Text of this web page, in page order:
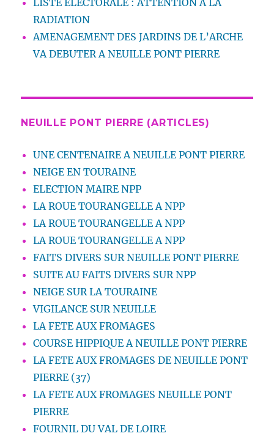
LISTE ELECTORALE : ATTENTION A LA
RADIATION
AMENAGEMENT DES JARDINS DE L’ARCHE
VA DEBUTER A NEUILLE PONT PIERRE
NEUILLE PONT PIERRE (ARTICLES)
UNE CENTENAIRE A NEUILLE PONT PIERRE
NEIGE EN TOURAINE
ELECTION MAIRE NPP
LA ROUE TOURANGELLE A NPP
LA ROUE TOURANGELLE A NPP
LA ROUE TOURANGELLE A NPP
FAITS DIVERS SUR NEUILLE PONT PIERRE
SUITE AU FAITS DIVERS SUR NPP
NEIGE SUR LA TOURAINE
VIGILANCE SUR NEUILLE
LA FETE AUX FROMAGES
COURSE HIPPIQUE A NEUILLE PONT PIERRE
LA FETE AUX FROMAGES DE NEUILLE PONT
PIERRE (37)
LA FETE AUX FROMAGES NEUILLE PONT
PIERRE
FOURNIL DU VAL DE LOIRE